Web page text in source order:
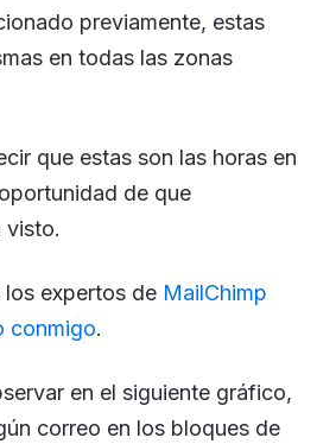
previamente, estas
en todas las zonas
que estas son las horas en
de que
visto.
expertos de MailChimp
conmigo.
en el siguiente gráfico,
correo en los bloques de